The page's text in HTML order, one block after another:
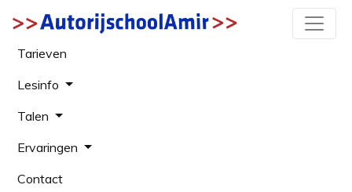
Tarieven
Lesinfo
Talen
Ervaringen
Contact